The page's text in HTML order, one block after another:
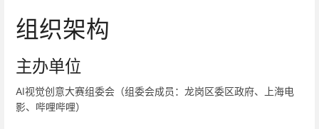
组织架构
主办单位
AI视觉创意大赛组委会（组委会成员：龙岗区委区政府、上海电
影、哔哩哔哩）